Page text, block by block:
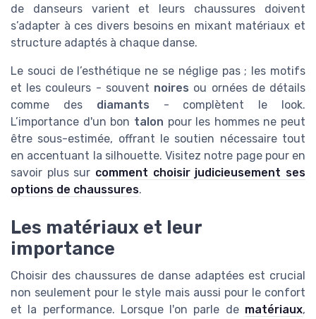
de danseurs varient et leurs chaussures doivent
s’adapter à ces divers besoins en mixant matériaux et
structure adaptés à chaque danse.
Le souci de l’esthétique ne se néglige pas ; les motifs
et les couleurs - souvent noires ou ornées de détails
comme des diamants - complètent le look.
L’importance d'un bon talon pour les hommes ne peut
être sous-estimée, offrant le soutien nécessaire tout
en accentuant la silhouette. Visitez notre page pour en
savoir plus sur comment choisir judicieusement ses
options de chaussures.
Les matériaux et leur
importance
Choisir des chaussures de danse adaptées est crucial
non seulement pour le style mais aussi pour le confort
et la performance. Lorsque l'on parle de matériaux,